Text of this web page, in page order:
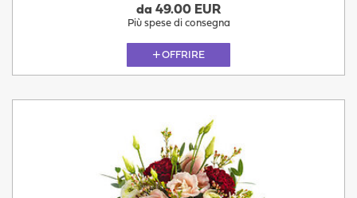
da 49.00 EUR
Più spese di consegna
OFFRIRE